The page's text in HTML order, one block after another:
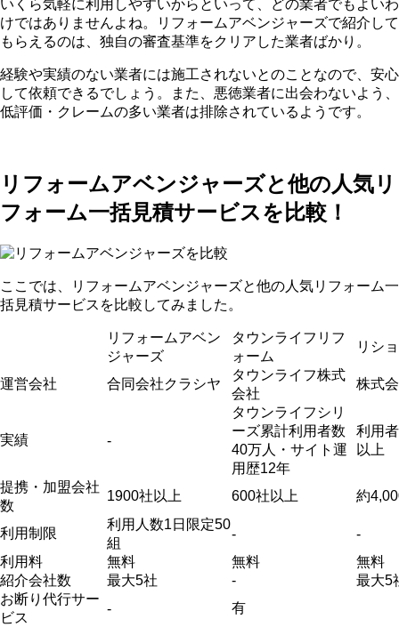
いくら気軽に利用しやすいからといって、どの業者でもよいわ
けではありませんよね。リフォームアベンジャーズで紹介して
もらえるのは、独自の審査基準をクリアした業者ばかり。
経験や実績のない業者には施工されないとのことなので、安心
して依頼できるでしょう。また、悪徳業者に出会わないよう、
低評価・クレームの多い業者は排除されているようです。
リフォームアベンジャーズと他の人気リ
フォーム一括見積サービスを比較！
ここでは、リフォームアベンジャーズと他の人気リフォーム一
括見積サービスを比較してみました。
リフォームアベン
ジャーズ
タウンライフリフ
ォーム
リシ
運営会社 合同会社クラシヤ
タウンライフ株式
会社
株式
実績 -
タウンライフシリ
ーズ累計利用者数
40万人・サイト運
用歴12年
利用
以上
提携・加盟会社
数
1900社以上 600社以上 約
利用制限
利用人数1日限定50
組
-
-
利用料
無料 無料
無料
紹介会社数
最大5社 -
最大5
お断り代行サー
ビス
- 有